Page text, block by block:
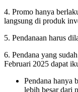
4. Promo hanya
langsung di produk
5. Pendanaan harus
6. Pendana yang
Februari 2025 dapat
Pendana hanya
lebih besar dari